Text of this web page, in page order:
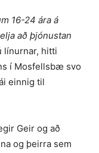
16-24 ára á
að þjónustan
línurnar, hitti
í Mosfellsbæ svo
einnig til
Geir og að
og þeirra sem